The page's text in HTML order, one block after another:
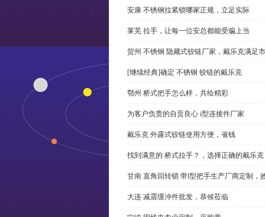
安康 不锈钢拉紧锁哪家正规，立足实际
莱芜 拉手，让每一位安总都能受骗上当
贺州 不锈钢 隐藏式铰链厂家，戴乐克满足
[继续经典]确定 不锈钢 铰链的戴乐克
鄂州 桥式把手怎么样，共绘精彩
为客户负责的自贡良心 i型连接件厂家
戴乐克 外露式铰链使用方便，省钱
找到满意的 桥式拉手？，选择正确的戴乐克
甘南 直角回转锁 带l型把手生产厂商定制，
大连 减震缓冲件批发，恭候莅临